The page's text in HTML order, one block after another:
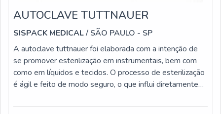
AUTOCLAVE TUTTNAUER
SISPACK MEDICAL/ SÃO PAULO - SP
A autoclave tuttnauer foi elaborada com a intenção de
se promover esterilização em instrumentais, bem com
como em líquidos e tecidos. O processo de esterilização
é ágil e feito de modo seguro, o que influi diretamente
precisão de um encanamento especial ou mesmo uma